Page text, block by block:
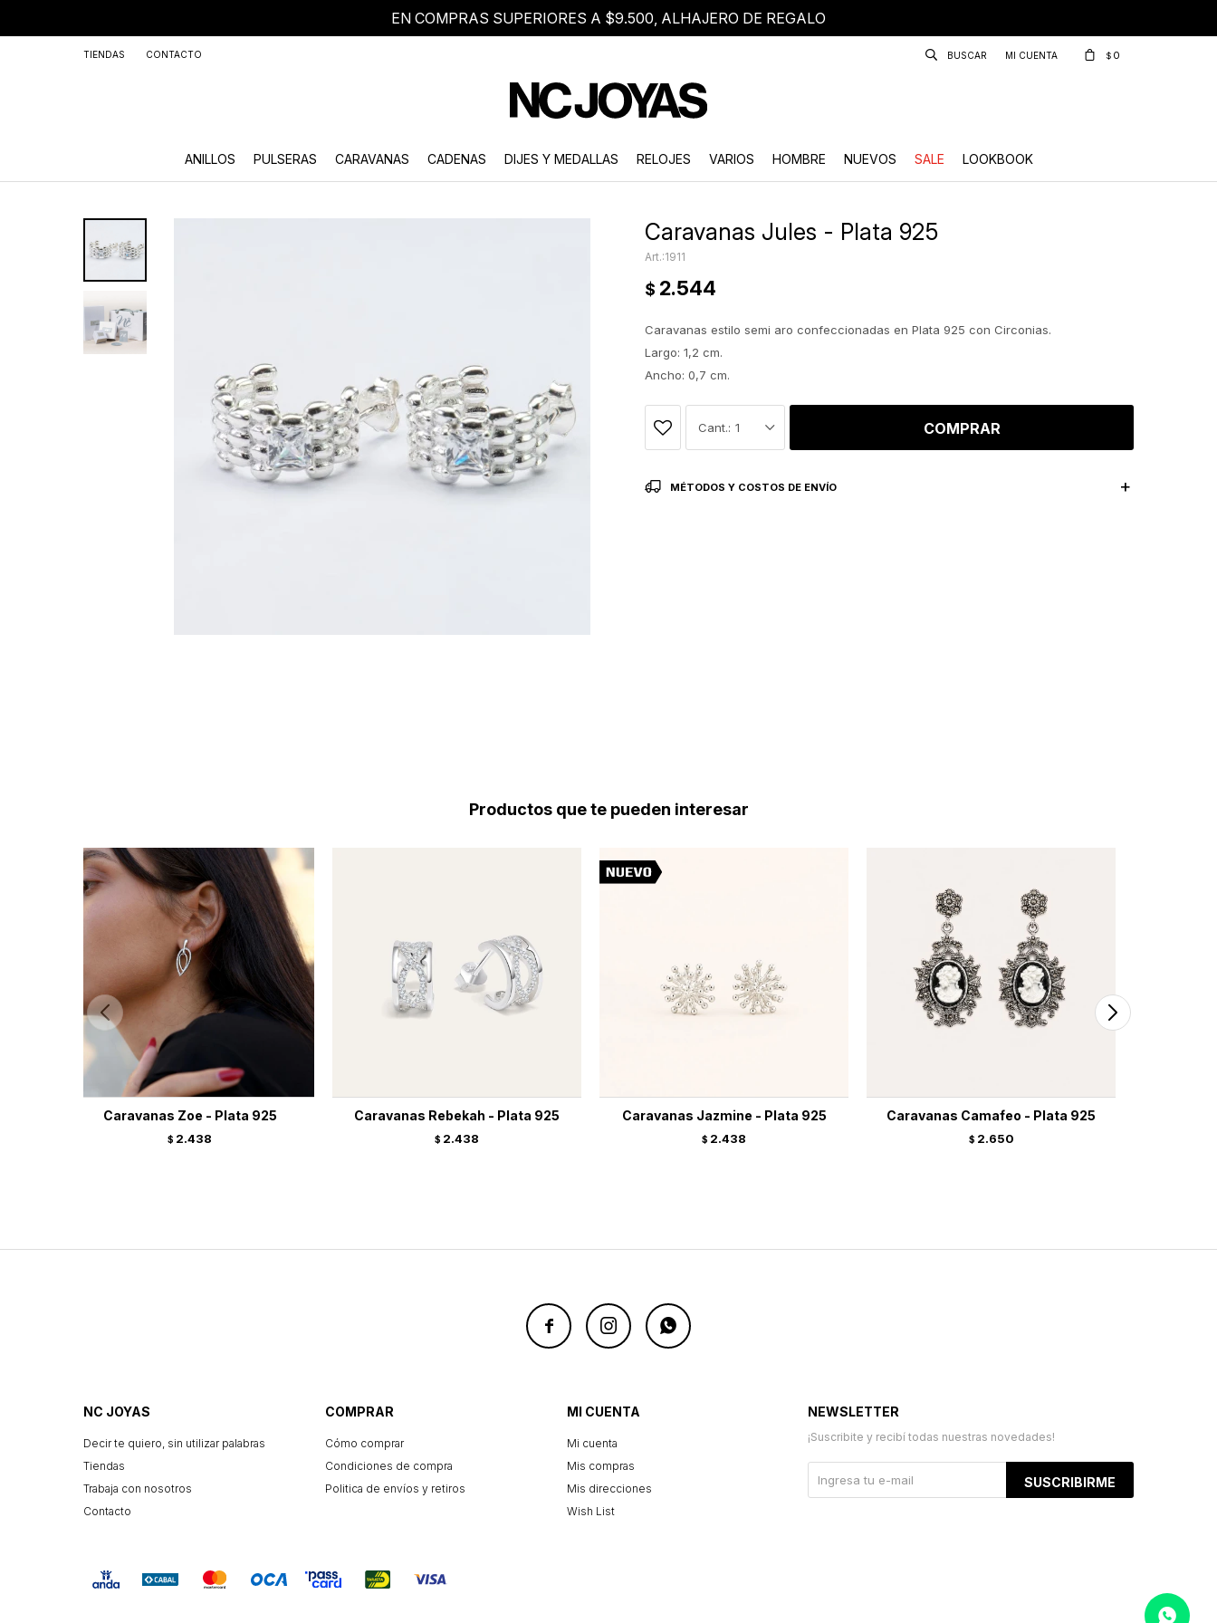
EN COMPRAS SUPERIORES A $9.500, ALHAJERO DE REGALO
ANILLOS PULSERAS CARAVANAS CADENAS DIJES Y MEDALLAS RELOJES VARIOS HOMBRE NUEVOS SALE LOOKBOOK
$ 0
TIENDAS CONTACTO
Caravanas Jules - Plata 925
1911
$ 2.544
Caravanas estilo semi aro confeccionadas en Plata 925 con Circonias.
Largo: 1,2 cm.
Ancho: 0,7 cm.
1 COMPRAR
MÉTODOS Y COSTOS DE ENVÍO
Productos que te pueden interesar
Caravanas Zoe - Plata 925
$ 2.438
Caravanas Rebekah - Plata 925
$ 2.438
Caravanas Jazmine - Plata 925
$ 2.438
Caravanas Camafeo - Plata 925
$ 2.650
  
NC JOYAS
Decir te quiero, sin utilizar palabras
Tiendas
Trabaja con nosotros
Contacto
COMPRAR
Cómo comprar
Condiciones de compra
Politica de envíos y retiros
MI CUENTA
Mi cuenta
Mis compras
Mis direcciones
Wish List
NEWSLETTER
¡Suscribite y recibí todas nuestras novedades!
SUSCRIBIRME